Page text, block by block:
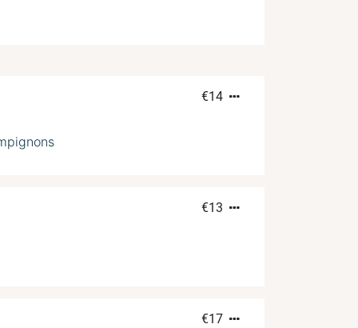
€14
€13
€17